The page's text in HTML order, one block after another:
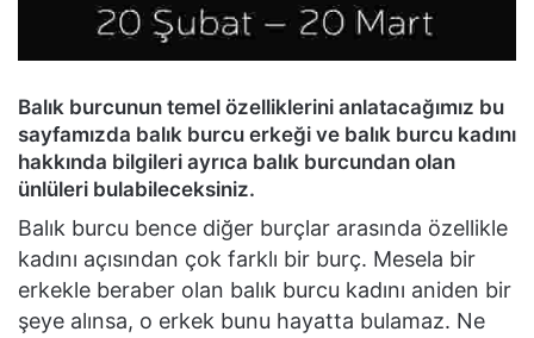
Balık burcunun temel özelliklerini anlatacağımız bu
sayfamızda balık burcu erkeği ve balık burcu kadını
hakkında bilgileri ayrıca balık burcundan olan
ünlüleri bulabileceksiniz.
Balık burcu bence diğer burçlar arasında özellikle
kadını açısından çok farklı bir burç. Mesela bir
erkekle beraber olan balık burcu kadını aniden bir
şeye alınsa, o erkek bunu hayatta bulamaz. Ne